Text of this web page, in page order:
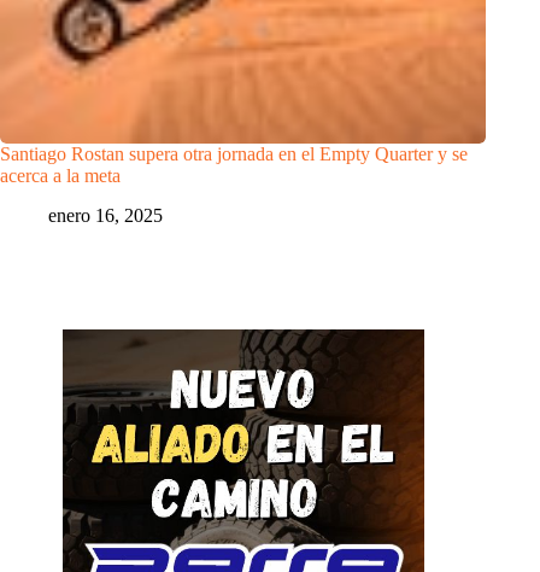
Santiago Rostan supera otra jornada en el Empty Quarter y se
acerca a la meta
enero 16, 2025